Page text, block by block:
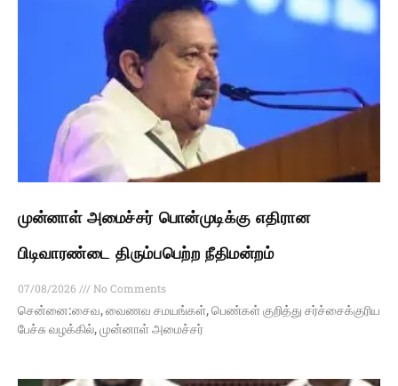
முன்னாள் அமைச்சர் பொன்முடிக்கு எதிரான
பிடிவாரண்டை திரும்பபெற்ற நீதிமன்றம்
07/08/2026
No Comments
சென்னை:சைவ, வைணவ சமயங்கள், பெண்கள் குறித்து சர்ச்சைக்குரிய
பேச்சு வழக்கில், முன்னாள் அமைச்சர்